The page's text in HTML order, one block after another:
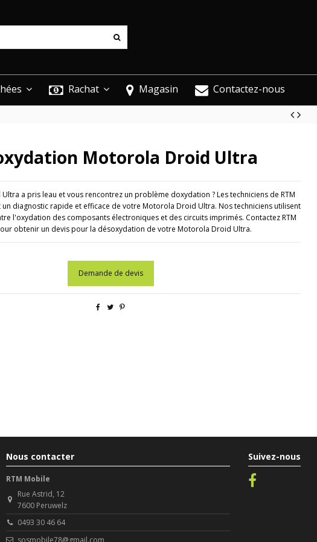
Rachat Magasin Contactez-nous
Motorola Droid Ultra
a pris leau et vous rencontrez un problème doxydation ? Les techniciens de RTM
diagnostic rapide et efficace de votre Motorola Droid Ultra. Nos techniciens utilisent
l'oxydation des composants électroniques et des circuits imprimés. Contactez RTM
obtenir un devis pour la désoxydation de votre Motorola Droid Ultra.
Demande de devis
Nous contacter
RTM Mobile
Rue Astrid, 12
7600 Peruwelz
0493 30 46 64
sosmobile78@gmail.com
Suivez-nous